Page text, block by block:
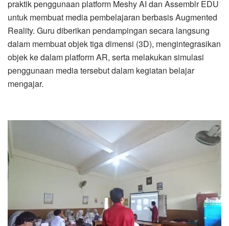
praktik penggunaan platform Meshy AI dan Assemblr EDU
untuk membuat media pembelajaran berbasis Augmented
Reality. Guru diberikan pendampingan secara langsung
dalam membuat objek tiga dimensi (3D), mengintegrasikan
objek ke dalam platform AR, serta melakukan simulasi
penggunaan media tersebut dalam kegiatan belajar
mengajar.